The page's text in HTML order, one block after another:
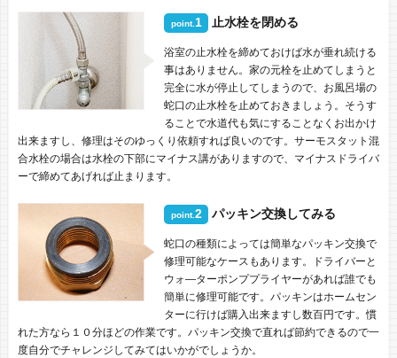
point. 1 止水栓を閉める
浴室の止水栓を締めておけば水が垂れ続ける
事はありません。家の元栓を止めてしまうと
完全に水が停止してしまうので、お風呂場の
蛇口の止水栓を止めておきましょう。そうす
ることで水道代も気にすることなくお出かけ
出来ますし、修理はそのゆっくり依頼すれば良いのです。サーモスタット混
合水栓の場合は水栓の下部にマイナス講がありますので、マイナスドライバ
ーで締めてあげれば止まります。
point.2 パッキン交換してみる
蛇口の種類によっては簡単なパッキン交換で
修理可能なケースもあります。ドライバーと
ウォ―ターポンププライヤーがあれば誰でも
簡単に修理可能です。パッキンはホームセン
ターに行けば購入出来ますし数百円です。慣
れた方なら１０分ほどの作業です。パッキン交換で直れば節約できるので一
度自分でチャレンジしてみてはいかがでしょうか。